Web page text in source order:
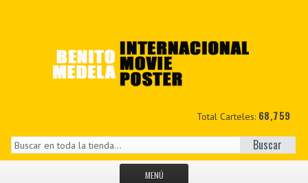
Total Carteles: 68,759
Buscar
MENÚ